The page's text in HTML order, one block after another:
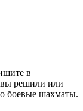
в
решили или
боевые шахматы.